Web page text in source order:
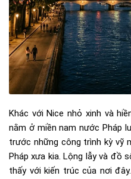
Khác với Nice nhỏ xinh và
nằm ở miền nam nước Pháp
trước những công trình kỳ vỹ
Pháp xưa kia. Lộng lẫy và đồ
thấy với kiến trúc của nơi